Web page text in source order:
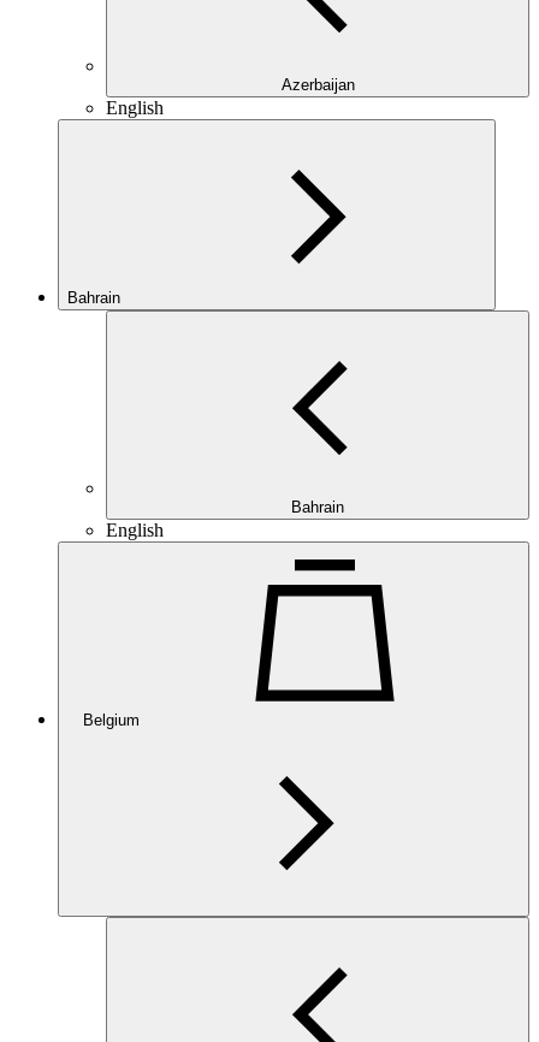
Azerbaijan
English
Bahrain
Bahrain
English
Belgium